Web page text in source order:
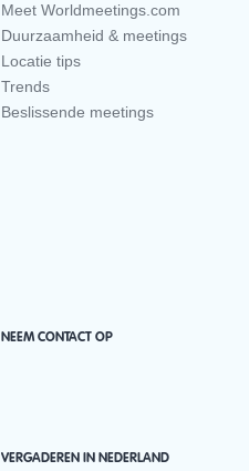
Meet Worldmeetings.com
Duurzaamheid & meetings
Locatie tips
Trends
Beslissende meetings
NEEM CONTACT OP
VERGADEREN IN NEDERLAND